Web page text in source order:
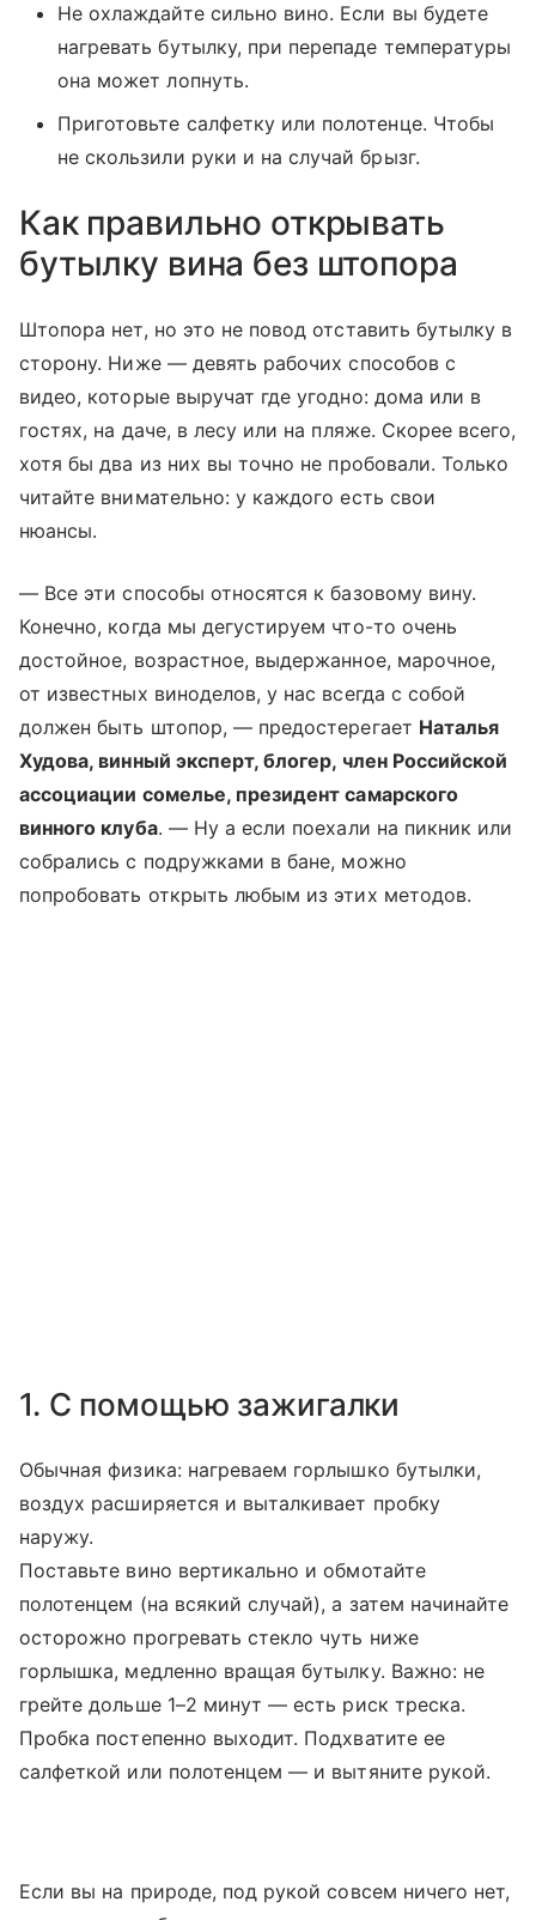
Не охлаждайте сильно вино. Если вы будете
нагревать бутылку, при перепаде температуры
она может лопнуть.
Приготовьте салфетку или полотенце. Чтобы
не скользили руки и на случай брызг.
Как правильно открывать
бутылку вина без штопора
Штопора нет, но это не повод отставить бутылку в
сторону. Ниже — девять рабочих способов с
видео, которые выручат где угодно: дома или в
гостях, на даче, в лесу или на пляже. Скорее всего,
хотя бы два из них вы точно не пробовали. Только
читайте внимательно: у каждого есть свои
нюансы.
— Все эти способы относятся к базовому вину.
Конечно, когда мы дегустируем что-то очень
достойное, возрастное, выдержанное, марочное,
от известных виноделов, у нас всегда с собой
должен быть штопор, — предостерегает Наталья
Худова, винный эксперт, блогер, член Российской
ассоциации сомелье, президент самарского
винного клуба. — Ну а если поехали на пикник или
собрались с подружками в бане, можно
попробовать открыть любым из этих методов.
1. С помощью зажигалки
Обычная физика: нагреваем горлышко бутылки,
воздух расширяется и выталкивает пробку
наружу.
Поставьте вино вертикально и обмотайте
полотенцем (на всякий случай), а затем начинайте
осторожно прогревать стекло чуть ниже
горлышка, медленно вращая бутылку. Важно: не
грейте дольше 1–2 минут — есть риск треска.
Пробка постепенно выходит. Подхватите ее
салфеткой или полотенцем — и вытяните рукой.
Если вы на природе, под рукой совсем ничего нет,